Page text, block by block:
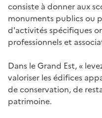
consiste à donner aux
monuments publics ou
d'activités spécifiques
professionnels et
Dans le Grand Est, «
valoriser les édifices
de conservation, de
patrimoine.